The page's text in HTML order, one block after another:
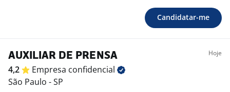
Candidatar-me
AUXILIAR DE PRENSA Hoje
4,2 Empresa confidencial
São Paulo - SP